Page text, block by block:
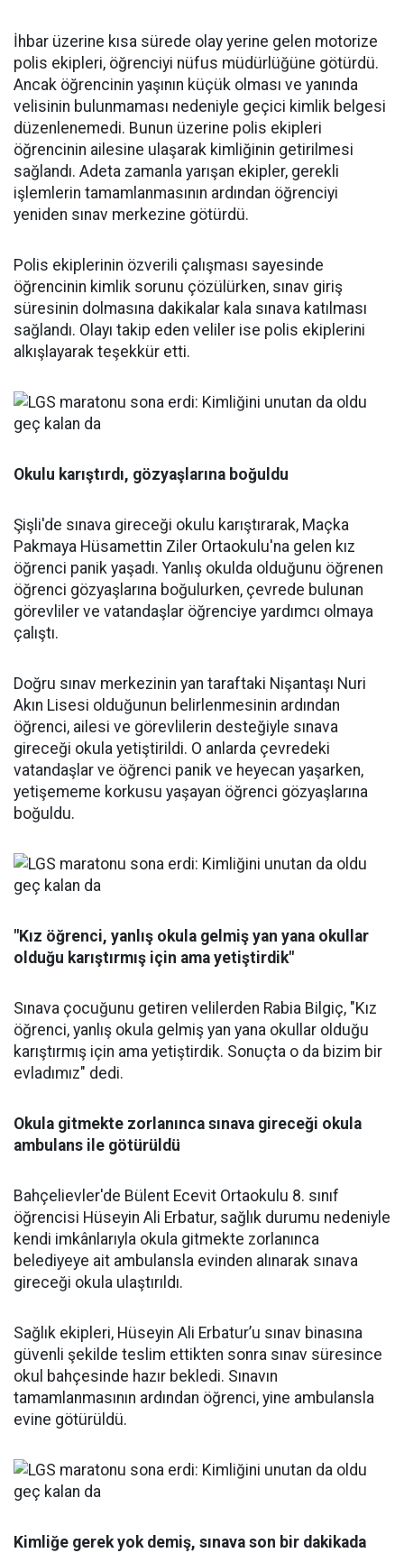
İhbar üzerine kısa sürede olay yerine gelen motorize
polis ekipleri, öğrenciyi nüfus müdürlüğüne götürdü.
Ancak öğrencinin yaşının küçük olması ve yanında
velisinin bulunmaması nedeniyle geçici kimlik belgesi
düzenlenemedi. Bunun üzerine polis ekipleri
öğrencinin ailesine ulaşarak kimliğinin getirilmesi
sağlandı. Adeta zamanla yarışan ekipler, gerekli
işlemlerin tamamlanmasının ardından öğrenciyi
yeniden sınav merkezine götürdü.
Polis ekiplerinin özverili çalışması sayesinde
öğrencinin kimlik sorunu çözülürken, sınav giriş
süresinin dolmasına dakikalar kala sınava katılması
sağlandı. Olayı takip eden veliler ise polis ekiplerini
alkışlayarak teşekkür etti.
Okulu karıştırdı, gözyaşlarına boğuldu
Şişli'de sınava gireceği okulu karıştırarak, Maçka
Pakmaya Hüsamettin Ziler Ortaokulu'na gelen kız
öğrenci panik yaşadı. Yanlış okulda olduğunu öğrenen
öğrenci gözyaşlarına boğulurken, çevrede bulunan
görevliler ve vatandaşlar öğrenciye yardımcı olmaya
çalıştı.
Doğru sınav merkezinin yan taraftaki Nişantaşı Nuri
Akın Lisesi olduğunun belirlenmesinin ardından
öğrenci, ailesi ve görevlilerin desteğiyle sınava
gireceği okula yetiştirildi. O anlarda çevredeki
vatandaşlar ve öğrenci panik ve heyecan yaşarken,
yetişememe korkusu yaşayan öğrenci gözyaşlarına
boğuldu.
"Kız öğrenci, yanlış okula gelmiş yan yana okullar
olduğu karıştırmış için ama yetiştirdik"
Sınava çocuğunu getiren velilerden Rabia Bilgiç, "Kız
öğrenci, yanlış okula gelmiş yan yana okullar olduğu
karıştırmış için ama yetiştirdik. Sonuçta o da bizim bir
evladımız" dedi.
Okula gitmekte zorlanınca sınava gireceği okula
ambulans ile götürüldü
Bahçelievler'de Bülent Ecevit Ortaokulu 8. sınıf
öğrencisi Hüseyin Ali Erbatur, sağlık durumu nedeniyle
kendi imkânlarıyla okula gitmekte zorlanınca
belediyeye ait ambulansla evinden alınarak sınava
gireceği okula ulaştırıldı.
Sağlık ekipleri, Hüseyin Ali Erbatur’u sınav binasına
güvenli şekilde teslim ettikten sonra sınav süresince
okul bahçesinde hazır bekledi. Sınavın
tamamlanmasının ardından öğrenci, yine ambulansla
evine götürüldü.
Kimliğe gerek yok demiş, sınava son bir dakikada